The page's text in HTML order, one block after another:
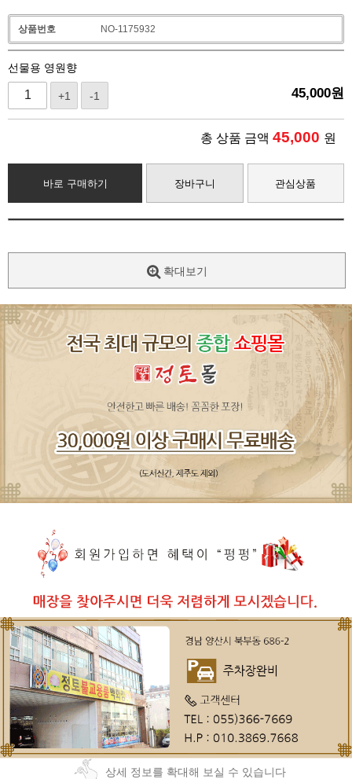
상품번호 NO-1175932
선물용 영원향
+1 -1 45,000원
총 상품 금액 45,000 원
바로 구매하기 장바구니 관심상품
확대보기
상세 정보를 확대해 보실 수 있습니다